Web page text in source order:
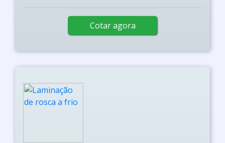
Cotar agora